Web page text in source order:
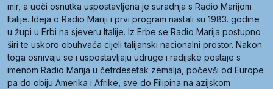
mir, a uoči osnutka uspostavljena je suradnja s Radio Marijom
Italije. Ideja o Radio Mariji i prvi program nastali su 1983. godine
u župi u Erbi na sjeveru Italije. Iz Erbe se Radio Marija postupno
širi te uskoro obuhvaća cijeli talijanski nacionalni prostor. Nakon
toga osnivaju se i uspostavljaju udruge i radijske postaje s
imenom Radio Marija u četrdesetak zemalja, počevši od Europe
pa do obiju Amerika i Afrike, sve do Filipina na azijskom